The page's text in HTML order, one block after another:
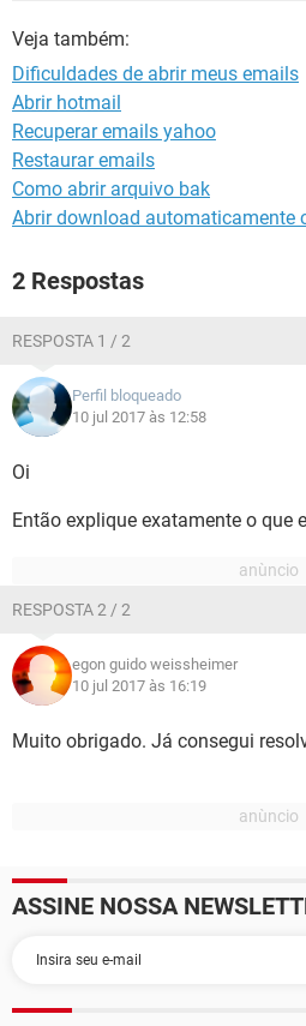
Veja também:
Dificuldades de abrir meus emails
Abrir hotmail
Recuperar emails yahoo
Restaurar emails
Como abrir arquivo bak
Abrir download automaticamente
2 Respostas
RESPOSTA 1 / 2
Perfil bloqueado
10 jul 2017 às 12:58
Oi
Então explique exatamente o que
RESPOSTA 2 / 2
egon guido weissheimer
10 jul 2017 às 16:19
Muito obrigado. Já consegui
ASSINE NOSSA